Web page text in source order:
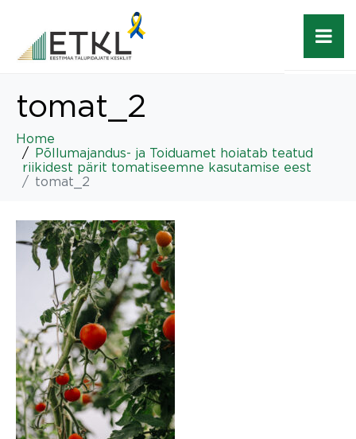
tomat_2
Home
Põllumajandus- ja Toiduamet hoiatab teatud
riikidest pärit tomatiseemne kasutamise eest
tomat_2